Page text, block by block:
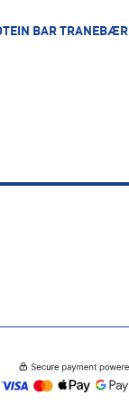
BAR TRANEBÆR